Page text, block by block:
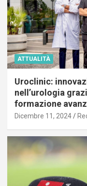
ATTUALITÀ
Uroclinic:
nell’urologia
formazione
Dicembre 11, 2024